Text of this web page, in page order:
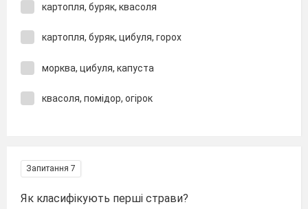
картопля, буряк, квасоля
картопля, буряк, цибуля, горох
морква, цибуля, капуста
квасоля, помідор, огірок
Запитання 7
Як класифікують перші страви?